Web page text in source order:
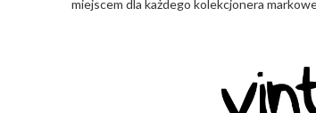
miejscem dla każdego kolekcjonera